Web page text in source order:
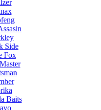
Side
Fox
Baits